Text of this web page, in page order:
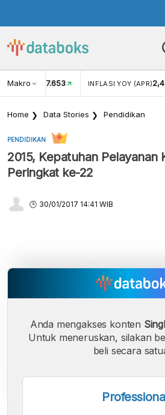
Makro
USD/IDR 17.653 INFLASI YOY (APR)
Home Data Stories Pendidikan
PENDIDIKAN
2015, Kepatuhan Pelayanan
Peringkat ke-22
30/01/2017 14:41 WIB
Anda mengakses konten
Untuk meneruskan, silakan
beli secara